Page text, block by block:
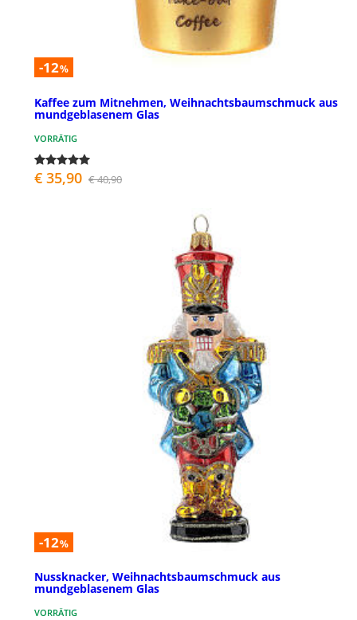
-12%
Kaffee zum Mitnehmen, Weihnachtsbaumschmuck aus
mundgeblasenem Glas
VORRÄTIG
€ 35,90 € 40,90
-12%
Nussknacker, Weihnachtsbaumschmuck aus
mundgeblasenem Glas
VORRÄTIG